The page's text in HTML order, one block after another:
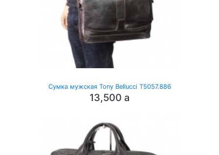
Сумка мужская Tony Bellucci T5057.886
13,500 a